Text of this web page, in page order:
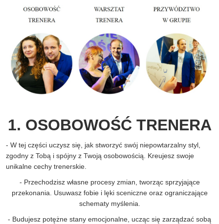
1. OSOBOWOŚĆ TRENERA
- W tej części uczysz się, jak stworzyć swój niepowtarzalny styl,
zgodny z Tobą i spójny z Twoją osobowością. Kreujesz swoje
unikalne cechy trenerskie.
- Przechodzisz własne procesy zmian, tworząc sprzyjające
przekonania. Usuwasz fobie i lęki sceniczne oraz ograniczające
schematy myślenia.
- Budujesz potężne stany emocjonalne, ucząc się zarządzać sobą